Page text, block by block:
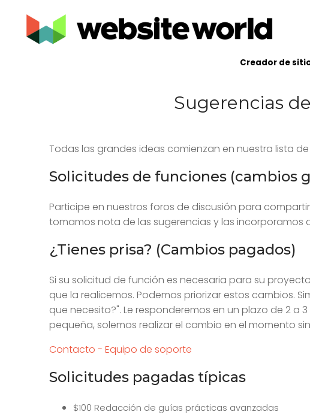
Creador de
Sugerencias
Todas las grandes ideas comienzan en nuestra lista de
Solicitudes de funciones (cambios
Participe en nuestros foros de discusión para
tomamos nota de las sugerencias y las incorporamos
¿Tienes prisa? (Cambios pagados)
Si su solicitud de función es necesaria para su
que la realicemos. Podemos priorizar estos cambios.
que necesito?". Le responderemos en un plazo de 2 a
pequeña, solemos realizar el cambio en el momento
Contacto - Equipo de soporte
Solicitudes pagadas típicas
$100 Redacción de guías prácticas avanzadas